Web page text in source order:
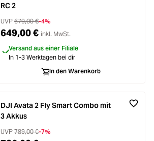
RC 2
UVP 679,00 €-4%
649,00 € inkl. MwSt.
Versand aus einer Filiale
In 1-3 Werktagen bei dir
In den Warenkorb
DJI Avata 2 Fly Smart Combo mit
3 Akkus
UVP 789,00 €-7%